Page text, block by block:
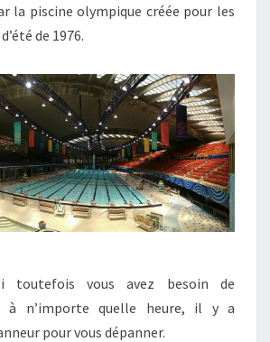
la piscine olympique créée pour les
de 1976.
toutefois vous avez besoin de
à n’importe quelle heure, il y a
pour vous dépanner.